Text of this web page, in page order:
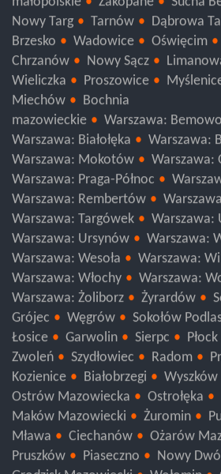
małopolskie
Zakopane
Sucha
Nowy Targ
Tarnów
Dąbrowa
Brzesko
Wadowice Oświęcim
Chrzanów
Nowy Sącz
Wieliczka
Proszowice
Miechów
Bochnia
mazowieckie
Warszawa: Bemowo
Warszawa: Białołęka
Warszawa:
Warszawa: Mokotów
Warszawa:
Warszawa: Praga-Północ
Warszawa: Rembertów
Warszawa: Targówek
Warszawa:
Warszawa: Ursynów
Warszawa:
Warszawa: Wesoła
Warszawa:
Warszawa: Włochy
Warszawa:
Warszawa: Żoliborz
Żyrardów
Grójec
Węgrów Sokołów
Łosice
Garwolin Sierpc Płock
Zwoleń
Szydłowiec Radom
Kozienice
Białobrzegi Wyszków
Ostrów Mazowiecka
Ostrołęka
Maków Mazowiecki
Żuromin
Mława
Ciechanów
Ożarów
Pruszków
Piaseczno
Nowy